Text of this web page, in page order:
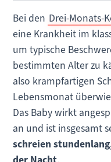
Bei den Drei-Monats-
eine Krankheit im
um typische
bestimmten Alter zu
also krampfartigen
Lebensmonat
Das Baby wirkt
an und ist insgesamt
schreien